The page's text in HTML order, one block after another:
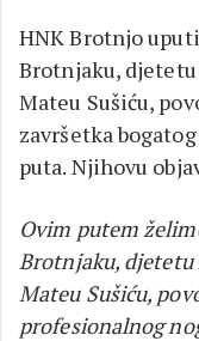
HNK Brotnjo
Brotnjaku,
Mateu Sušiću,
završetka
puta. Njihovu
Ovim putem
Brotnjaku, djetetu
Mateu Sušiću,
profesionalnog